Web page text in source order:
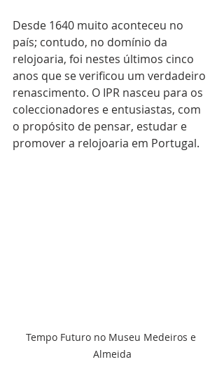
Desde 1640 muito aconteceu no
país; contudo, no domínio da
relojoaria, foi nestes últimos cinco
anos que se verificou um verdadeiro
renascimento. O IPR nasceu para os
coleccionadores e entusiastas, com
o propósito de pensar, estudar e
promover a relojoaria em Portugal.
Tempo Futuro no Museu Medeiros e
Almeida